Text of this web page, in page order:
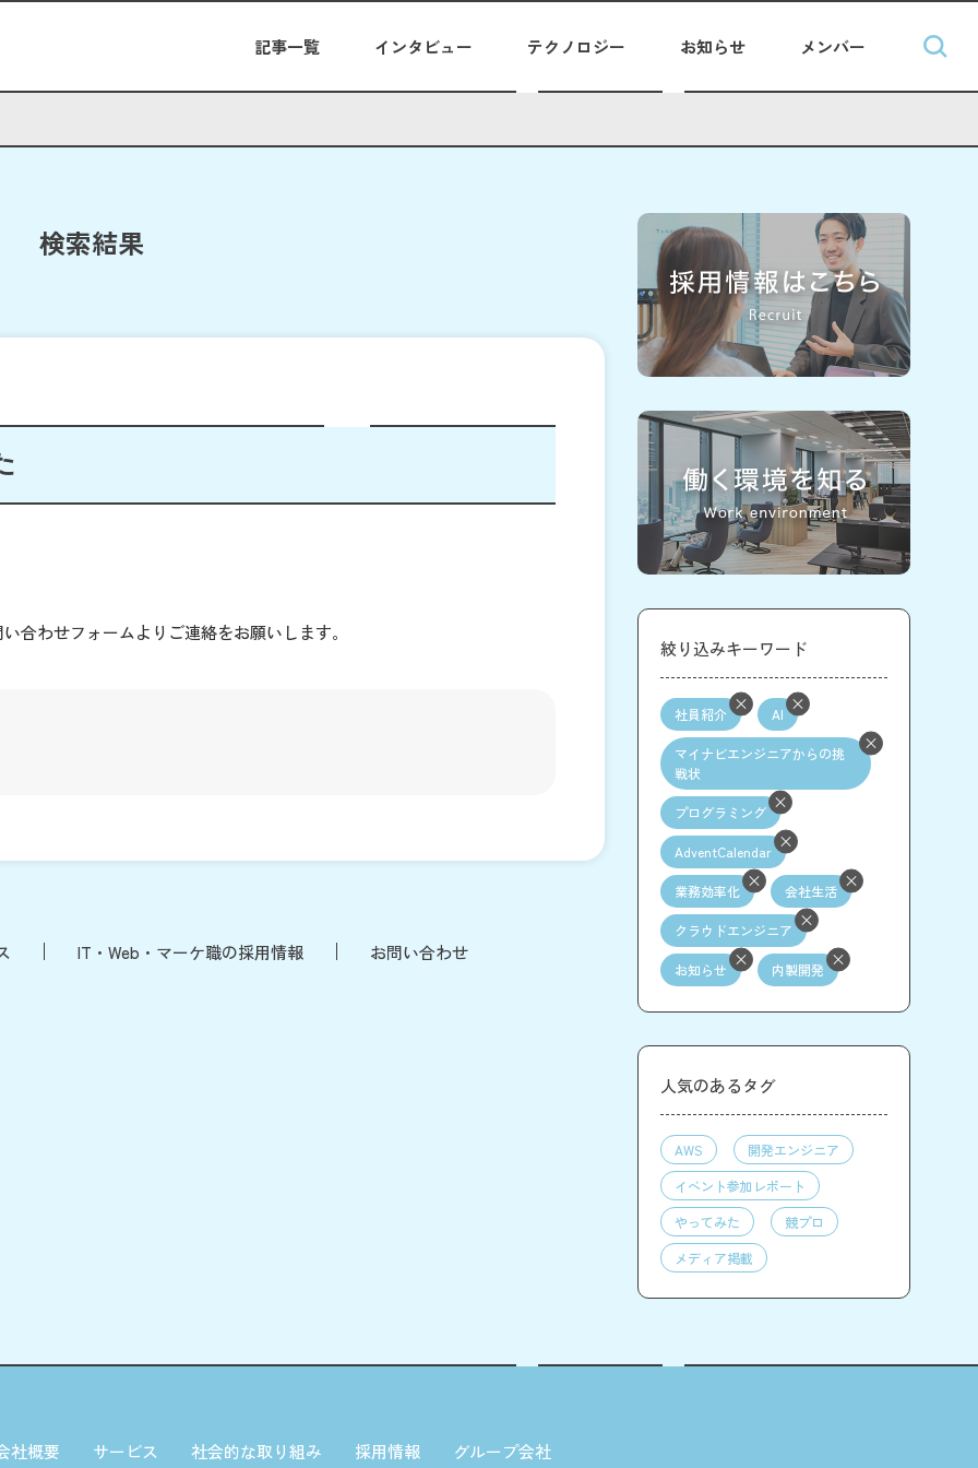
記事一覧 インタビュー テクノロジー お知らせ メンバー
検索結果
合わせフォームよりご連絡をお願いします。
IT・Web・マーケ職の採用情報 お問い合わせ
絞り込みキーワード
社員紹介 AI
マイナビエンジニアからの挑
戦状
プログラミング
AdventCalendar
業務効率化 会社生活
クラウドエンジニア
お知らせ 内製開発
人気のあるタグ
AWS
開発エンジニア
イベント参加レポート
やってみた
競プロ
メディア掲載
社概要 サービス 社会的な取り組み 採用情報 グループ会社